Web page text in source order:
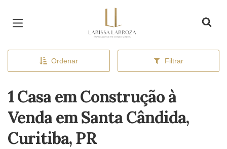
Ordenar Filtrar
1 Casa em Construção à
Venda em Santa Cândida,
Curitiba, PR